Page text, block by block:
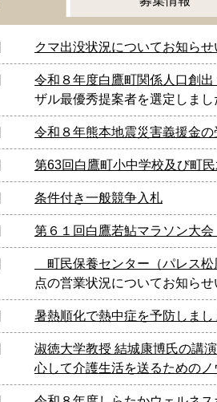
クマ出没状況についてお知ら
令和８年度白鷹町関係人口創出
ザル最優秀提案者を選定しまし
令和８年熊本地震災害義援金の
第63回白鷹町小中学校及び町
条件付き一般競争入札
第６１回白鷹若鮎マラソン大
町民保養センター（パレス松
点の営業状況についてお知らせ
暑熱順化で熱中症を予防しまし
淑徳大学教授 結城康博氏の講
心して介護生活を送るためのノ